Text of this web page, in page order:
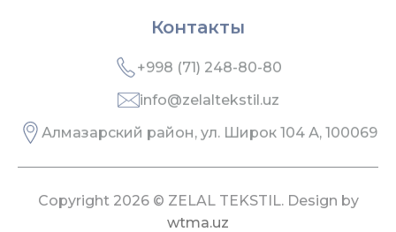
Контакты
+998 (71) 248-80-80
info@zelaltekstil.uz
Алмазарский район, ул. Широк 104 А, 100069
Copyright 2026 © ZELAL TEKSTIL. Design by
wtma.uz